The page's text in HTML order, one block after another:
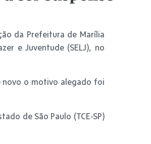
da Prefeitura de Marília
e Juventude (SELJ), no
novo o motivo alegado foi
de São Paulo (TCE-SP)